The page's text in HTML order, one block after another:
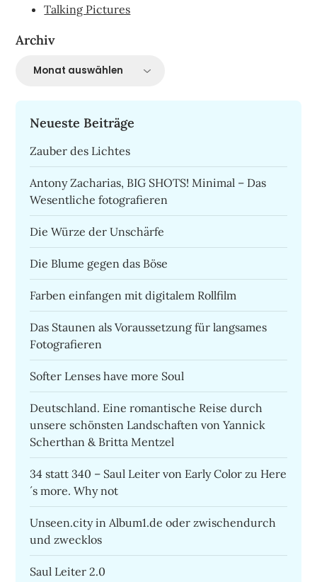
Talking Pictures
Archiv
Archiv
Neueste Beiträge
Zauber des Lichtes
Antony Zacharias, BIG SHOTS! Minimal – Das
Wesentliche fotografieren
Die Würze der Unschärfe
Die Blume gegen das Böse
Farben einfangen mit digitalem Rollfilm
Das Staunen als Voraussetzung für langsames
Fotografieren
Softer Lenses have more Soul
Deutschland. Eine romantische Reise durch
unsere schönsten Landschaften von Yannick
Scherthan & Britta Mentzel
34 statt 340 – Saul Leiter von Early Color zu Here
´s more. Why not
Unseen.city in Album1.de oder zwischendurch
und zwecklos
Saul Leiter 2.0